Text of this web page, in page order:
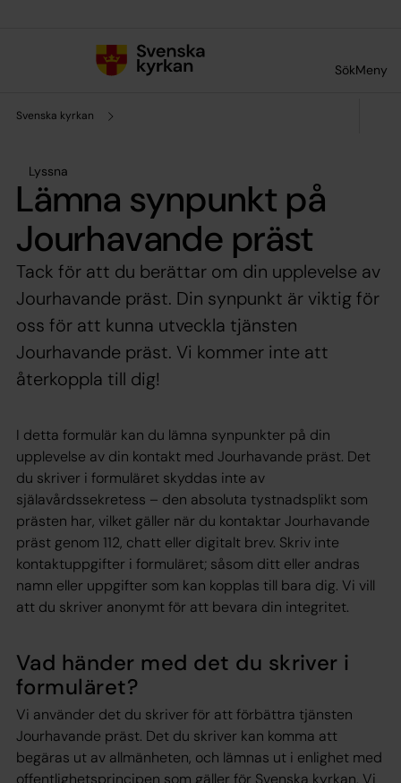
SökMeny
Svenska kyrkan
Lyssna
Lämna synpunkt på
Jourhavande präst
Tack för att du berättar om din upplevelse av
Jourhavande präst. Din synpunkt är viktig för
oss för att kunna utveckla tjänsten
Jourhavande präst. Vi kommer inte att
återkoppla till dig!
I detta formulär kan du lämna synpunkter på din
upplevelse av din kontakt med Jourhavande präst. Det
du skriver i formuläret skyddas inte av
själavårdssekretess – den absoluta tystnadsplikt som
prästen har, vilket gäller när du kontaktar Jourhavande
präst genom 112, chatt eller digitalt brev. Skriv inte
kontaktuppgifter i formuläret; såsom ditt eller andras
namn eller uppgifter som kan kopplas till bara dig. Vi vill
att du skriver anonymt för att bevara din integritet.
Vad händer med det du skriver i
formuläret?
Vi använder det du skriver för att förbättra tjänsten
Jourhavande präst. Det du skriver kan komma att
begäras ut av allmänheten, och lämnas ut i enlighet med
offentlighetsprincipen som gäller för Svenska kyrkan. Vi